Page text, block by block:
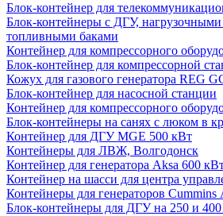
Блок-контейнер для
Блок-контейнеры с ДГУ,
топливными баками
Контейнер для компрессорного
Блок-контейнер для компрессорной
Кожух для газового генератора REG
Блок-контейнер для насосной станции
Контейнер для компрессорного
Блок-контейнеры на санях с люком в
Контейнер для ДГУ MGE 500 кВт
Контейнеры для ЛВЖ, Волгодонск
Контейнер для генератора Aksa 600
Контейнер на шасси для центра
Контейнеры для генераторов
Блок-контейнеры для ДГУ на 250 и